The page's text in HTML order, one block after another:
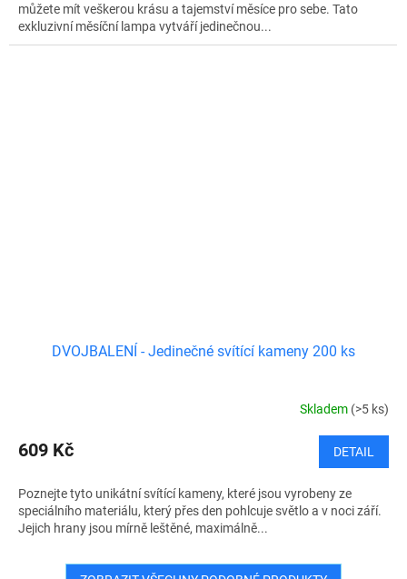
můžete mít veškerou krásu a tajemství měsíce pro sebe. Tato
exkluzivní měsíční lampa vytváří jedinečnou...
DVOJBALENÍ - Jedinečné svítící kameny 200 ks
Skladem (>5 ks)
609 Kč DETAIL
Poznejte tyto unikátní svítící kameny, které jsou vyrobeny ze
speciálního materiálu, který přes den pohlcuje světlo a v noci září.
Jejich hrany jsou mírně leštěné, maximálně...